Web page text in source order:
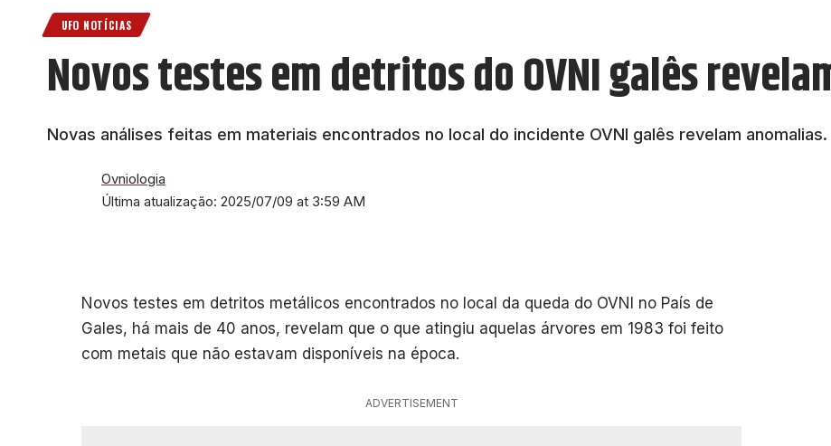
UFO NOTÍCIAS
Novos testes em detritos do OVNI galês
Novas análises feitas em materiais encontrados no local do incidente OVNI galês revelam anomalias.
Última atualização: 2025/07/09 at 3:59 AM
Ovniologia
Novos testes em detritos metálicos encontrados no local da queda do OVNI no País de
Gales, há mais de 40 anos, revelam que o que atingiu aquelas árvores em 1983 foi feito
com metais que não estavam disponíveis na época.
ADVERTISEMENT